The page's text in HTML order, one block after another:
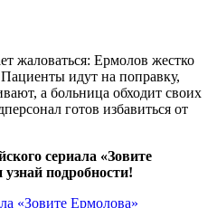
жаловаться: Ермолов жестко
идут на поправку,
а больница обходит своих
готов избавиться от
сериала «Зовите
подробности!
«Зовите Ермолова»